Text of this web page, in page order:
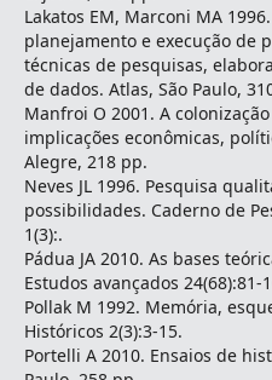
Lakatos EM, Marconi MA
planejamento e execução de
técnicas de pesquisas,
de dados. Atlas, São Paulo,
Manfroi O 2001. A
implicações econômicas,
Alegre, 218 pp.
Neves JL 1996. Pesquisa
possibilidades. Caderno de
1(3):.
Pádua JA 2010. As bases
Estudos avançados 24(68):81-
Pollak M 1992. Memória,
Históricos 2(3):3-15.
Portelli A 2010. Ensaios de